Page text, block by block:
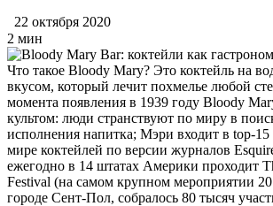
22 октября 2020
2 мин
Что такое Bloody Mary? Это коктейль на
вкусом, который лечит похмелье любой
момента появления в 1939 году Bloody
культом: люди странствуют по миру в
исполнения напитка; Мэри входит в top-
мире коктейлей по версии журналов
ежегодно в 14 штатах Америки проходит
Festival (на самом крупном мероприятии
городе Сент-Пол, собралось 80 тысяч